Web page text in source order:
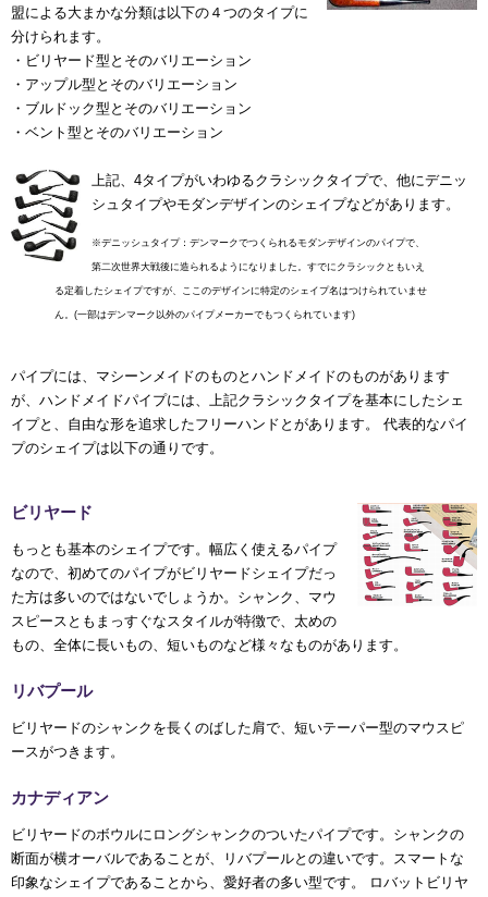
盟による大まかな分類は以下の４つのタイプに
分けられます。
・ビリヤード型とそのバリエーション
・アップル型とそのバリエーション
・ブルドック型とそのバリエーション
・ベント型とそのバリエーション
上記、4タイプがいわゆるクラシックタイプで、他にデニッ
シュタイプやモダンデザインのシェイプなどがあります。
※デニッシュタイプ：デンマークでつくられるモダンデザインのパイプで、
第二次世界大戦後に造られるようになりました。すでにクラシックともいえ
る定着したシェイプですが、ここのデザインに特定のシェイプ名はつけられていませ
ん。(一部はデンマーク以外のパイプメーカーでもつくられています)
パイプには、マシーンメイドのものとハンドメイドのものがあります
が、ハンドメイドパイプには、上記クラシックタイプを基本にしたシェ
イプと、自由な形を追求したフリーハンドとがあります。 代表的なパイ
プのシェイプは以下の通りです。
ビリヤード
もっとも基本のシェイプです。幅広く使えるパイプ
なので、初めてのパイプがビリヤードシェイプだっ
た方は多いのではないでしょうか。シャンク、マウ
スピースともまっすぐなスタイルが特徴で、太めの
もの、全体に長いもの、短いものなど様々なものがあります。
リバプール
ビリヤードのシャンクを長くのばした肩で、短いテーパー型のマウスピ
ースがつきます。
カナディアン
ビリヤードのボウルにロングシャンクのついたパイプです。シャンクの
断面が横オーバルであることが、リバプールとの違いです。スマートな
印象なシェイプであることから、愛好者の多い型です。 ロバットビリヤ